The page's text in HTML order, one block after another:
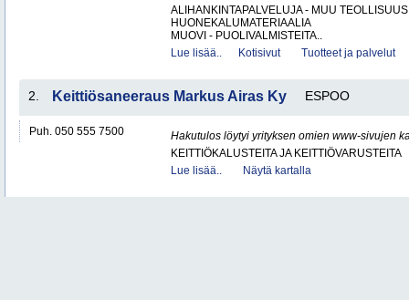
ALIHANKINTAPALVELUJA - MUU TEOLLISUUS
HUONEKALUMATERIAALIA
MUOVI - PUOLIVALMISTEITA..
Lue lisää..
Kotisivut Tuotteet ja palvelut
2. Keittiösaneeraus Markus Airas Ky ESPOO
Puh. 050 555 7500
Hakutulos löytyi yrityksen omien www-sivujen
KEITTIÖKALUSTEITA JA KEITTIÖVARUSTEITA
Lue lisää..
Näytä kartalla